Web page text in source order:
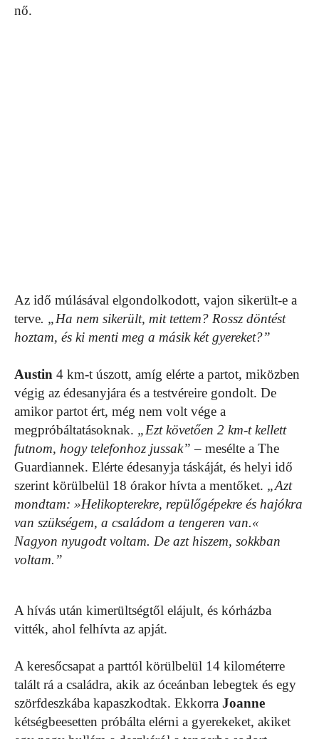
nő.
Az idő múlásával elgondolkodott, vajon sikerült-e a
terve. „Ha nem sikerült, mit tettem? Rossz döntést
hoztam, és ki menti meg a másik két gyereket?”
Austin 4 km-t úszott, amíg elérte a partot, miközben
végig az édesanyjára és a testvéreire gondolt. De
amikor partot ért, még nem volt vége a
megpróbáltatásoknak. „Ezt követően 2 km-t kellett
futnom, hogy telefonhoz jussak” – mesélte a The
Guardiannek. Elérte édesanyja táskáját, és helyi idő
szerint körülbelül 18 órakor hívta a mentőket. „Azt
mondtam: »Helikopterekre, repülőgépekre és hajókra
van szükségem, a családom a tengeren van.«
Nagyon nyugodt voltam. De azt hiszem, sokkban
voltam.”
A hívás után kimerültségtől elájult, és kórházba
vitték, ahol felhívta az apját.
A keresőcsapat a parttól körülbelül 14 kilométerre
talált rá a családra, akik az óceánban lebegtek és egy
szörfdeszkába kapaszkodtak. Ekkorra Joanne
kétségbeesetten próbálta elérni a gyerekeket, akiket